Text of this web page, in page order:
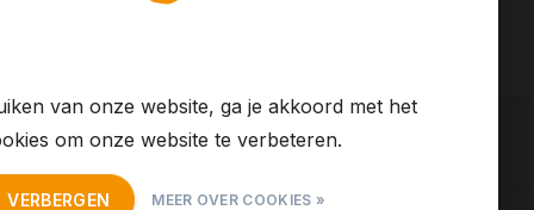
van onze website, ga je akkoord met het
om onze website te verbeteren.
MEER OVER COOKIES »